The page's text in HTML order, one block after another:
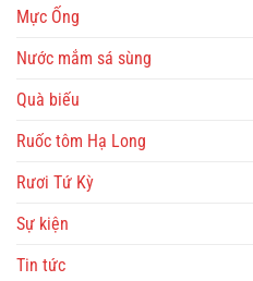
Mực Ống
Nước mắm sá sùng
Quà biếu
Ruốc tôm Hạ Long
Rươi Tứ Kỳ
Sự kiện
Tin tức